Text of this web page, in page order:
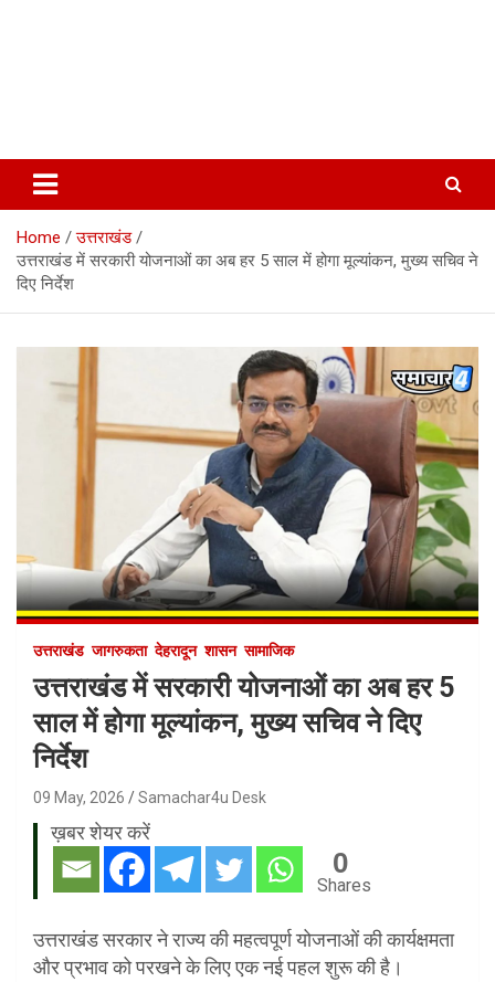
Home
उत्तराखंड
उत्तराखंड में सरकारी योजनाओं का अब हर 5 साल में होगा मूल्यांकन, मुख्य सचिव ने
दिए निर्देश
उत्तराखंड जागरुकता देहरादून शासन सामाजिक
उत्तराखंड में सरकारी योजनाओं का अब हर 5
साल में होगा मूल्यांकन, मुख्य सचिव ने दिए
निर्देश
09 May, 2026 Samachar4u Desk
ख़बर शेयर करें
0
Shares
उत्तराखंड सरकार ने राज्य की महत्वपूर्ण योजनाओं की कार्यक्षमता
और प्रभाव को परखने के लिए एक नई पहल शुरू की है।